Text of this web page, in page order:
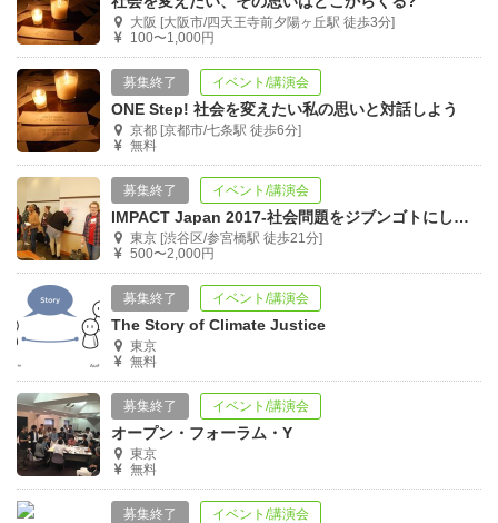
大阪 [大阪市/四天王寺前夕陽ヶ丘駅 徒歩3分]
100〜1,000円
募集終了 イベント/講演会
ONE Step! 社会を変えたい私の思いと対話しよう
京都 [京都市/七条駅 徒歩6分]
無料
募集終了 イベント/講演会
IMPACT Japan 2017-社会問題をジブンゴトにしていくために-
東京 [渋谷区/参宮橋駅 徒歩21分]
500〜2,000円
募集終了 イベント/講演会
The Story of Climate Justice
東京
無料
募集終了 イベント/講演会
オープン・フォーラム・Y
東京
無料
募集終了 イベント/講演会